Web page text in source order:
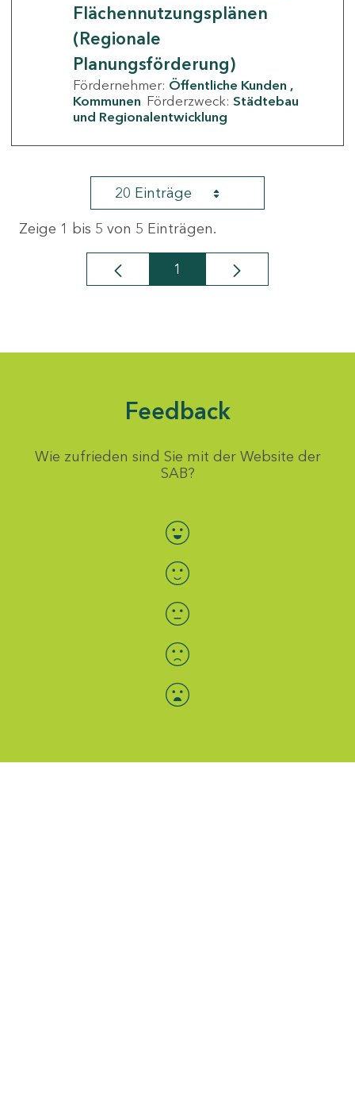
Flächennutzungsplänen
(Regionale
Planungsförderung)
Fördernehmer: Öffentliche Kunden
Kommunen Förderzweck: Städtebau
und Regionalentwicklung
20 Einträge
Zeige 1 bis 5 von 5 Einträgen.
Seite
1
Feedback
Wie zufrieden sind Sie mit der Website der
SAB?
Bewertung auswählen